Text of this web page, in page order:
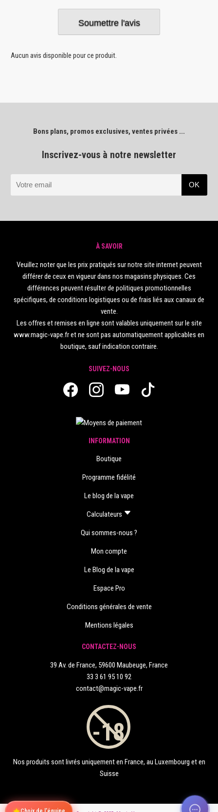
Aucun avis disponible pour ce produit.
Bons plans, promos exclusives, ventes privées ...
Inscrivez-vous à notre newsletter
À SAVOIR
Veuillez noter que les prix pratiqués sur notre site internet peuvent
différer de ceux en vigueur dans nos magasins physiques. Ces
différences peuvent résulter de politiques promotionnelles
spécifiques, de conditions logistiques ou de frais liés aux canaux de
vente.
Les offres et remises en ligne sont valables uniquement sur le site
www.magic-vape.fr et ne sont pas automatiquement applicables en
boutique, sauf indication contraire.
SUIVEZ-NOUS
INFORMATION
Boutique
Programme fidélité
Le blog de la vape
Calculateurs
Qui sommes-nous ?
Mon compte
Le Blog de la vape
Espace Pro
Conditions générales de vente
Mentions légales
CONTACTEZ-NOUS
39 Av. de France, 59600 Maubeuge, France
33 3 61 95 10 92
contact@magic-vape.fr
Nos produits sont livrés uniquement en France, au Luxembourg et en
Suisse
Choix de l'équipe